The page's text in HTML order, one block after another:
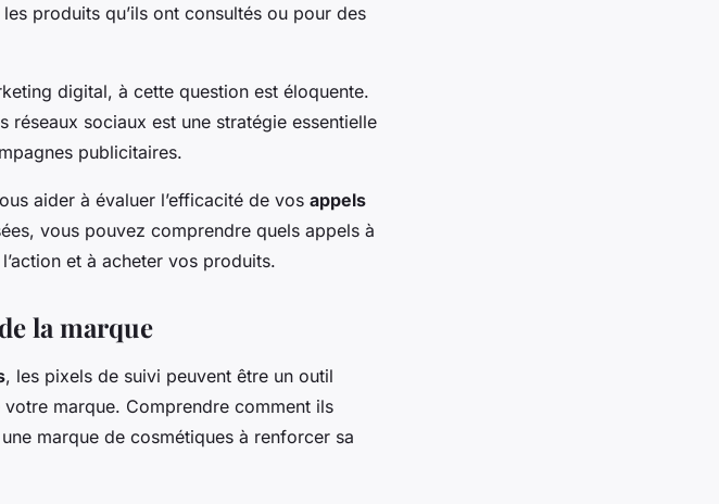
produits qu’ils ont consultés ou pour des
digital, à cette question est éloquente.
réseaux sociaux est une stratégie essentielle
publicitaires.
aider à évaluer l’efficacité de vos appels
vous pouvez comprendre quels appels à
et à acheter vos produits.
la marque
, les pixels de suivi peuvent être un outil
marque. Comprendre comment ils
marque de cosmétiques à renforcer sa